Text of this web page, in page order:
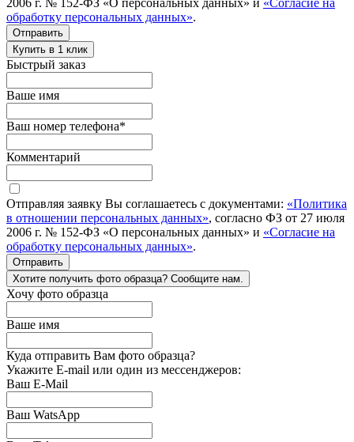
2006 г. № 152-ФЗ «О персональных данных» и «Согласие на
обработку персональных данных».
Отправить
Купить в 1 клик
Быстрый заказ
Ваше имя
Ваш номер телефона*
Комментарий
Отправляя заявку Вы соглашаетесь с документами: «Политика
в отношении персональных данных», согласно ФЗ от 27 июля
2006 г. № 152-ФЗ «О персональных данных» и «Согласие на
обработку персональных данных».
Отправить
Хотите получить фото образца? Сообщите нам.
Хочу фото образца
Ваше имя
Куда отправить Вам фото образца?
Укажите E-mail или один из мессенджеров:
Ваш E-Mail
Ваш WatsApp